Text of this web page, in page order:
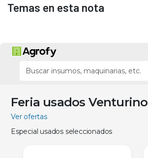
Temas en esta nota
Feria usados Venturino
Ver ofertas
Especial usados seleccionados